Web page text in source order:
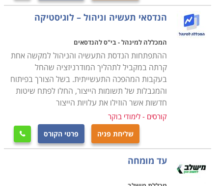
בהתאם לתכנית של התמ"ת, והתעודה אף היא ניתנת
מטעם התמ"ת. בסיום הקורס אפשר לעסוק במקצוע במגוון
של מקומות עבודה, שכן בכל ארגון גדול קיימת מחלקה
מיוחדת לרכש ולוגיסטיקה ולכן זהו מקצוע מבוקש ביותר
המתאים הן לחיילים משוחררים בתחילת דרכם המקצועית
והן כהסבה מקצועית.
הקורס מקנה את כל הידע הנדרש, כך גם מי שאין לו כל
רקע בתחום, יוכל בסיום הקורס להיות מוכן לקראת עבודה
בתחום, כאשר ניתן כבר במהלך הקורס לנסות ולהשתלב
במחלקות הרכש של חברות מסוימות ולהתחיל לרכוש
ניסיון. קורס רכש ולוגיסטיקה מתקיים בכל רחבי הארץ: חיפה,
תל אביב , נתניה, כפר סבא ועוד מקומות רבים נוספים
הנדסאי תעשיה וניהול – לוגיסטיקה
המכללה למינהל - בי"ס להנדסאים
ההתפתחות הנדסת התעשיה והניהול למקשה אחת
קרתה במקביל לתהליך המודרניזציה שהחל
בעקבות המהפכה התעשייתית. בשל הצורך בפיתוח
והמגבלות של תשומות הייצור, החלו לפתח שיטות
חדשות אשר הוזילו את עלויות הייצור
קורסים - לימודי בוקר
שליחת פניה פרטי הקורס 
עד מומחה